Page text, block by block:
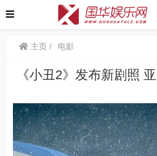
主页 电影
《小丑2》发布新剧照